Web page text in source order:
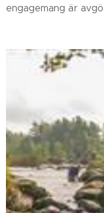
engagemang är